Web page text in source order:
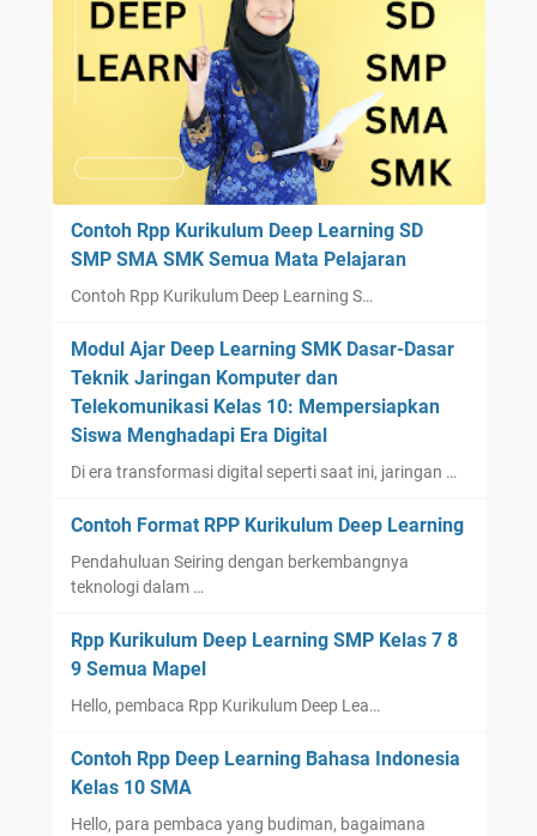
Contoh Rpp Kurikulum Deep Learning SD
SMP SMA SMK Semua Mata Pelajaran
Contoh Rpp Kurikulum Deep Learning S…
Modul Ajar Deep Learning SMK Dasar-Dasar
Teknik Jaringan Komputer dan
Telekomunikasi Kelas 10: Mempersiapkan
Siswa Menghadapi Era Digital
Di era transformasi digital seperti saat ini, jaringan …
Contoh Format RPP Kurikulum Deep Learning
Pendahuluan Seiring dengan berkembangnya
teknologi dalam …
Rpp Kurikulum Deep Learning SMP Kelas 7 8
9 Semua Mapel
Hello, pembaca Rpp Kurikulum Deep Lea…
Contoh Rpp Deep Learning Bahasa Indonesia
Kelas 10 SMA
Hello, para pembaca yang budiman, bagaimana